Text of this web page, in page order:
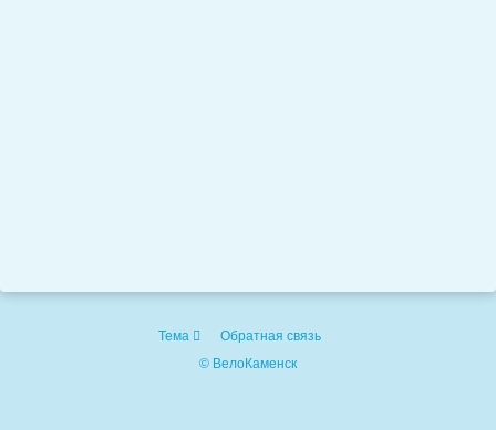
Тема
Обратная связь
© ВелоКаменск